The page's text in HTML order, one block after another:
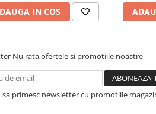
Dans
IN COS
Nu rata ofertele si promotiile noastre
sa primesc newsletter cu promotiile